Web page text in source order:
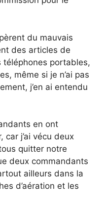
du mauvais
des articles de
portables,
même si je n’ai pas
j’en ai entendu
en ont
car j’ai vécu deux
quitter notre
deux commandants
ailleurs dans la
d’aération et les